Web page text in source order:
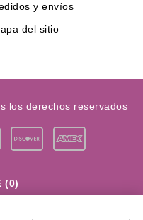
y envíos
del sitio
los derechos reservados
(0)